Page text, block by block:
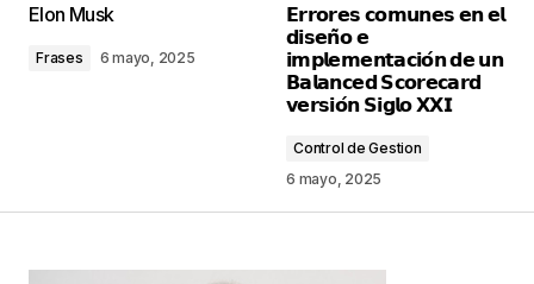
publicada.
Los campos obligatorios están
Elon Musk
Frases 6 mayo, 2025
𝗘𝗿𝗿𝗼𝗿𝗲𝘀 𝗰𝗼𝗺𝘂𝗻𝗲𝘀 𝗲𝗻 𝗲𝗹
𝗱𝗶𝘀𝗲𝗻̃𝗼 𝗲
𝗶𝗺𝗽𝗹𝗲𝗺𝗲𝗻𝘁𝗮𝗰𝗶𝗼́𝗻 𝗱𝗲 𝘂𝗻
𝗕𝗮𝗹𝗮𝗻𝗰𝗲𝗱 𝗦𝗰𝗼𝗿𝗲𝗰𝗮𝗿𝗱
𝘃𝗲𝗿𝘀𝗶𝗼́𝗻 𝗦𝗶𝗴𝗹𝗼 𝗫𝗫𝗜
Control de Gestion
6 mayo, 2025